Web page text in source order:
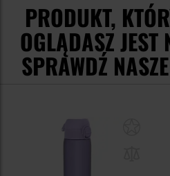
PRODUKT,
OGLĄDASZ JEST
SPRAWDŹ